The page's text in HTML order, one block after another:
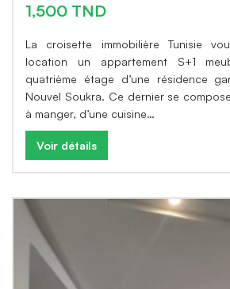
1,500 TND
La croisette immobilière Tunisie
location un appartement S+1
quatrième étage d’une résidence
Nouvel Soukra. Ce dernier se
à manger, d’une cuisine…
Voir détails